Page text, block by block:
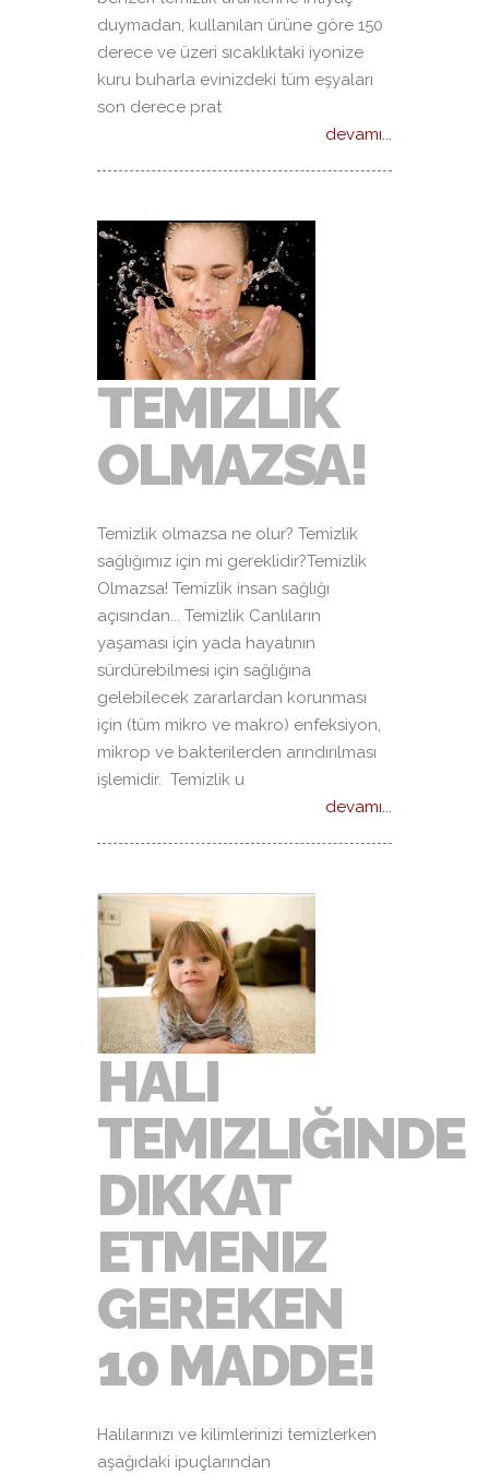
duymadan, kullanılan ürüne göre 150
derece ve üzeri sıcaklıktaki iyonize
kuru buharla evinizdeki tüm eşyaları
son derece prat
devamı...
TEMIZLIK
OLMAZSA!
Temizlik olmazsa ne olur? Temizlik
sağlığımız için mi gereklidir?Temizlik
Olmazsa! Temizlik insan sağlığı
açısından... Temizlik Canlıların
yaşaması için yada hayatının
sürdürebilmesi için sağlığına
gelebilecek zararlardan korunması
için (tüm mikro ve makro) enfeksiyon,
mikrop ve bakterilerden arındırılması
işlemidir. Temizlik u
devamı...
HALI
TEMIZLIĞINDE
DIKKAT
ETMENIZ
GEREKEN
10 MADDE!
Halılarınızı ve kilimlerinizi temizlerken
aşağıdaki ipuçlarından